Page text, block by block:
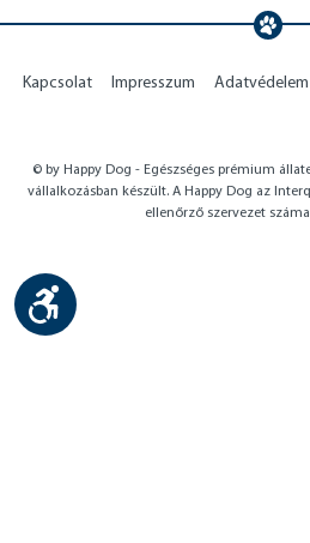
Kapcsolat Impresszum Adatvédelem
© by Happy Dog - Egészséges prémium
vállalkozásban készült. A Happy Dog az
ellenőrző szervezet
Show toolbar